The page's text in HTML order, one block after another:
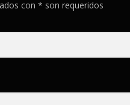
con * son requeridos